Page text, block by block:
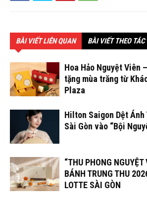
BÀI VIẾT LIÊN QUAN BÀI VIẾT THEO TÁC
Hoa Hảo Nguyệt Viên
tặng mùa trăng từ
Plaza
Hilton Saigon Dệt Ánh
Sài Gòn vào “Bội
“THU PHONG
BÁNH TRUNG THU
LOTTE SÀI GÒN